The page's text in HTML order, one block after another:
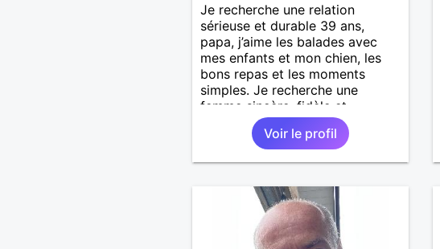
Je recherche une relation
sérieuse et durable 39 ans,
papa, j’aime les balades avec
mes enfants et mon chien, les
bons repas et les moments
simples. Je recherche une
femme sincère, fidèle et
sérieuse, avec qui construire une
belle histoire. Je ne veux pas
perdre mon temps, juste trouver
Voir le profil